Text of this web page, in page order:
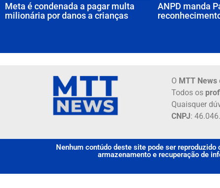
Meta é condenada a pagar multa
milionária por danos a crianças
ANPD manda
O MTT News
Todos os
Quaisquer
CNPJ:
Nenhum contúdo deste site pode ser
armazenamento e recuperação de